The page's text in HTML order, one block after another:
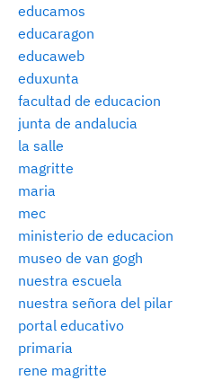
educamos
educaragon
educaweb
eduxunta
facultad de educacion
junta de andalucia
la salle
magritte
maria
mec
ministerio de educacion
museo de van gogh
nuestra escuela
nuestra señora del pilar
portal educativo
primaria
rene magritte